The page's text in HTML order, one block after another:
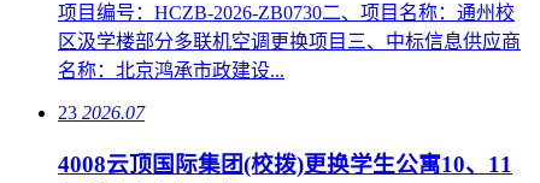
项目编号：HCZB-2026-ZB0730二、项目名称：通州校
区汲学楼部分多联机空调更换项目三、中标信息供应商
名称：北京鸿承市政建设...
23 2026.07
4008云顶国际集团(校拨)更换学生公寓10、11